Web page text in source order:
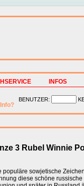
INFOS
Info?
BENUTZER:
3 Rubel Winnie
populäre sowjetische
diese schöne